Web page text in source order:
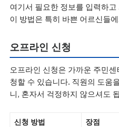
여기서 필요한 정보를 입력하
이 방법은 특히 바쁜 어르신들
오프라인 신청
오프라인 신청은 가까운 주민
청할 수 있습니다. 직원의 도움
니, 혼자서 걱정하지 않으셔도
신청 방법 장점